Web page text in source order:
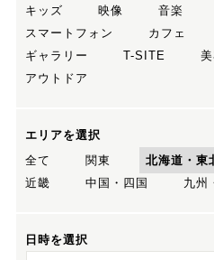
キッズ
映像 音楽
スマートフォン
カフェ
ギャラリー
T-SITE
アウトドア
エリアを選択
全て
関東 北海道・東
近畿
中国・四国 九州
日時を選択